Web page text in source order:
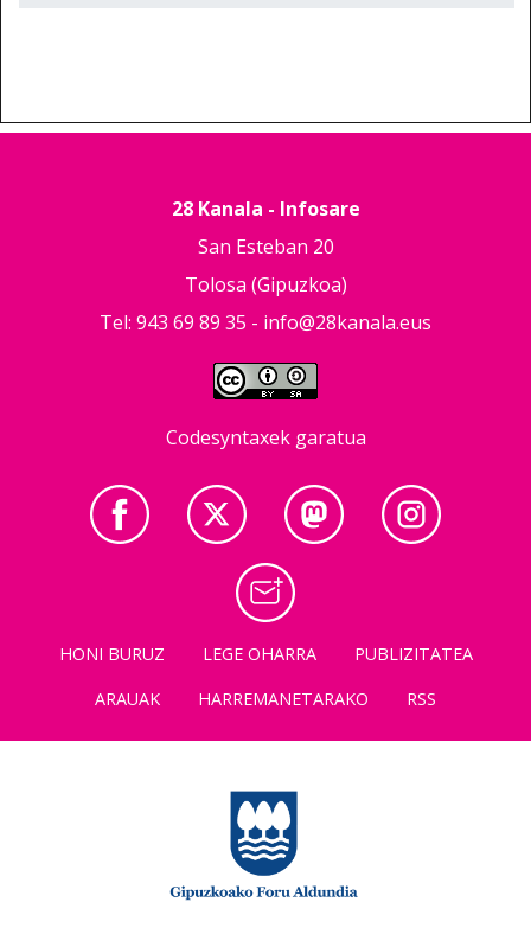
28 Kanala - Infosare
San Esteban 20
Tolosa (Gipuzkoa)
Tel: 943 69 89 35 - info@28kanala.eus
Codesyntaxek garatua
HONI BURUZ LEGE OHARRA
PUBLIZITATEA
ARAUAK
HARREMANETARAKO RSS